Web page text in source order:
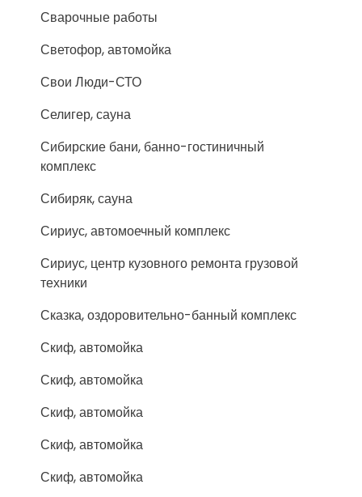
Сварочные работы
Светофор, автомойка
Свои Люди-СТО
Селигер, сауна
Сибирские бани, банно-гостиничный
комплекс
Сибиряк, сауна
Сириус, автомоечный комплекс
Сириус, центр кузовного ремонта грузовой
техники
Сказка, оздоровительно-банный комплекс
Скиф, автомойка
Скиф, автомойка
Скиф, автомойка
Скиф, автомойка
Скиф, автомойка